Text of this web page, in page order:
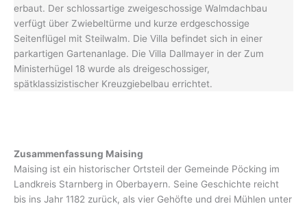
erbaut. Der schlossartige zweigeschossige Walmdachbau
verfügt über Zwiebeltürme und kurze erdgeschossige
Seitenflügel mit Steilwalm. Die Villa befindet sich in einer
parkartigen Gartenanlage. Die Villa Dallmayer in der Zum
Ministerhügel 18 wurde als dreigeschossiger,
spätklassizistischer Kreuzgiebelbau errichtet.
Zusammenfassung Maising
Maising ist ein historischer Ortsteil der Gemeinde Pöcking im
Landkreis Starnberg in Oberbayern. Seine Geschichte reicht
bis ins Jahr 1182 zurück, als vier Gehöfte und drei Mühlen unter